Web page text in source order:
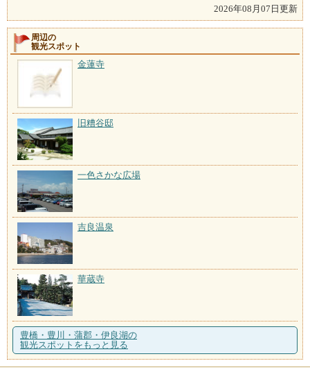
2026年08月07日更新
周辺の
観光スポット
金蓮寺
旧糟谷邸
一色さかな広場
吉良温泉
華蔵寺
豊橋・豊川・蒲郡・伊良湖の
観光スポットをもっと見る